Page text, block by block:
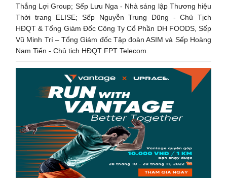
Thắng Lợi Group; Sếp Lưu Nga - Nhà sáng lập Thương hiệu
Thời trang ELISE; Sếp Nguyễn Trung Dũng - Chủ Tịch
HĐQT & Tổng Giám Đốc Công Ty Cổ Phần DH FOODS, Sếp
Vũ Minh Trí – Tổng Giám đốc Tập đoàn ASIM và Sếp Hoàng
Nam Tiến - Chủ tịch HĐQT FPT Telecom.